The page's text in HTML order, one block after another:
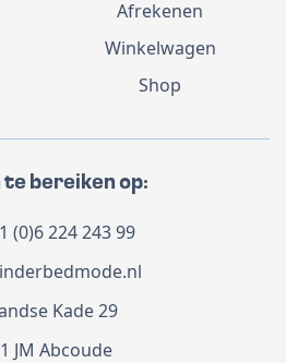
Afrekenen
Winkelwagen
Shop
te bereiken op:
(0)6 224 243 99
Kade 29
JM Abcoude